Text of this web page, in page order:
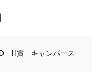
H賞 キャンパース